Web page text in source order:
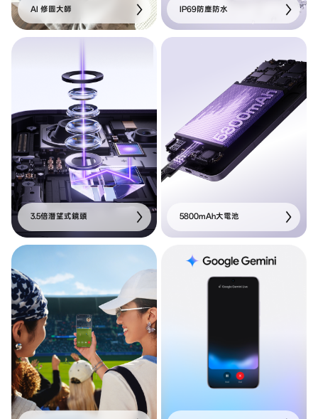
AI 修圖大師 IP69防塵防水
3.5倍潛望式鏡頭 5800mAh大電池